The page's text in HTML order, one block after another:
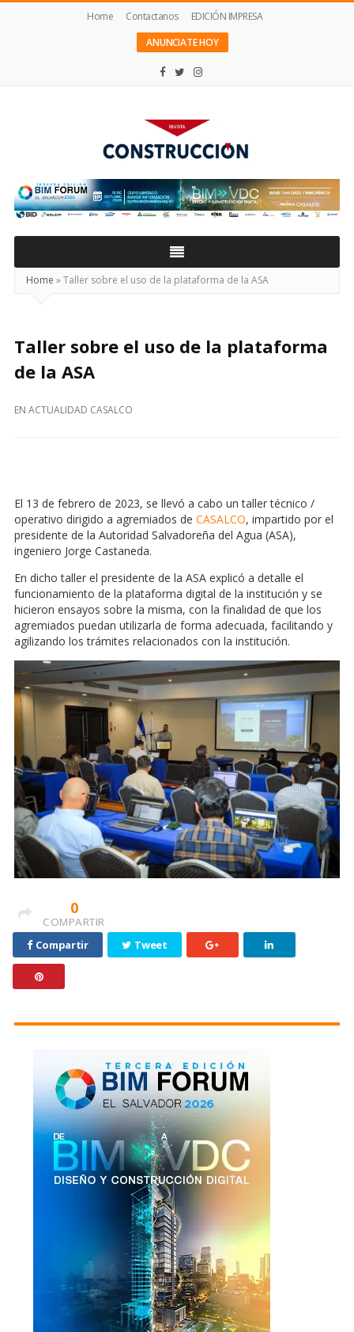
Home Contactanos
EDICIÓN IMPRESA
ANUNCIATE HOY
Construcción
Home »Taller sobre el uso de la plataforma de la ASA
Taller sobre el uso de la plataforma
de la ASA
EN ACTUALIDAD CASALCO
El 13 de febrero de 2023, se llevó a cabo un taller técnico /
operativo dirigido a agremiados de CASALCO, impartido por el
presidente de la Autoridad Salvadoreña del Agua (ASA),
ingeniero Jorge Castaneda.
En dicho taller el presidente de la ASA explicó a detalle el
funcionamiento de la plataforma digital de la institución y se
hicieron ensayos sobre la misma, con la finalidad de que los
agremiados puedan utilizarla de forma adecuada, facilitando y
agilizando los trámites relacionados con la institución.
0
COMPARTIR
Compartir
Tweet